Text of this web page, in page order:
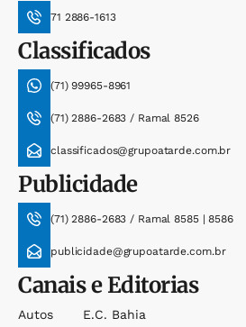
71 2886-1613
Classificados
(71) 99965-8961
(71) 2886-2683 / Ramal 8526
classificados@grupoatarde.com.br
Publicidade
(71) 2886-2683 / Ramal 8585 | 8586
publicidade@grupoatarde.com.br
Canais e Editorias
Autos
E.c. Bahia